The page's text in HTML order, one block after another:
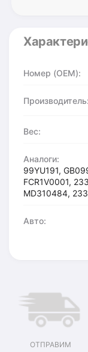
Номер (OEM):
Производитель:
Вес:
Аналоги:
99YU191,
FCR1V0001,
MD310484,
Авто:
ОТПРАВИМ